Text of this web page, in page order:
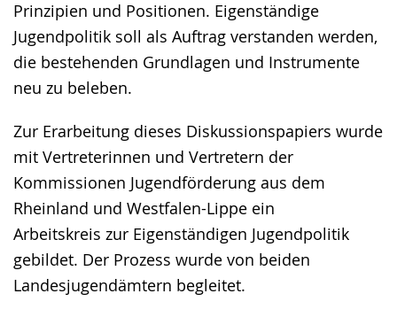
Prinzipien und Positionen. Eigenständige
Jugendpolitik soll als Auftrag verstanden werden,
die bestehenden Grundlagen und Instrumente
neu zu beleben.
Zur Erarbeitung dieses Diskussionspapiers wurde
mit Vertreterinnen und Vertretern der
Kommissionen Jugendförderung aus dem
Rheinland und Westfalen-Lippe ein
Arbeitskreis zur Eigenständigen Jugendpolitik
gebildet. Der Prozess wurde von beiden
Landesjugendämtern begleitet.